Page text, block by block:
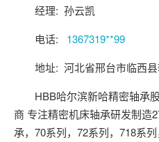
经理: 孙云凯
电话: 1367319**99
地址: 河北省邢台市临西
HBB哈尔滨新哈精密轴承
商 专注精密机床轴承研发制造
承，70系列，72系列，718系